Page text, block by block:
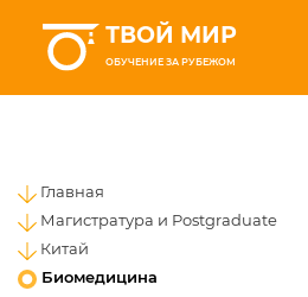
ТВОЙ МИР
ОБУЧЕНИЕ ЗА РУБЕЖОМ
Главная
Магистратура и Postgraduate
Китай
Биомедицина